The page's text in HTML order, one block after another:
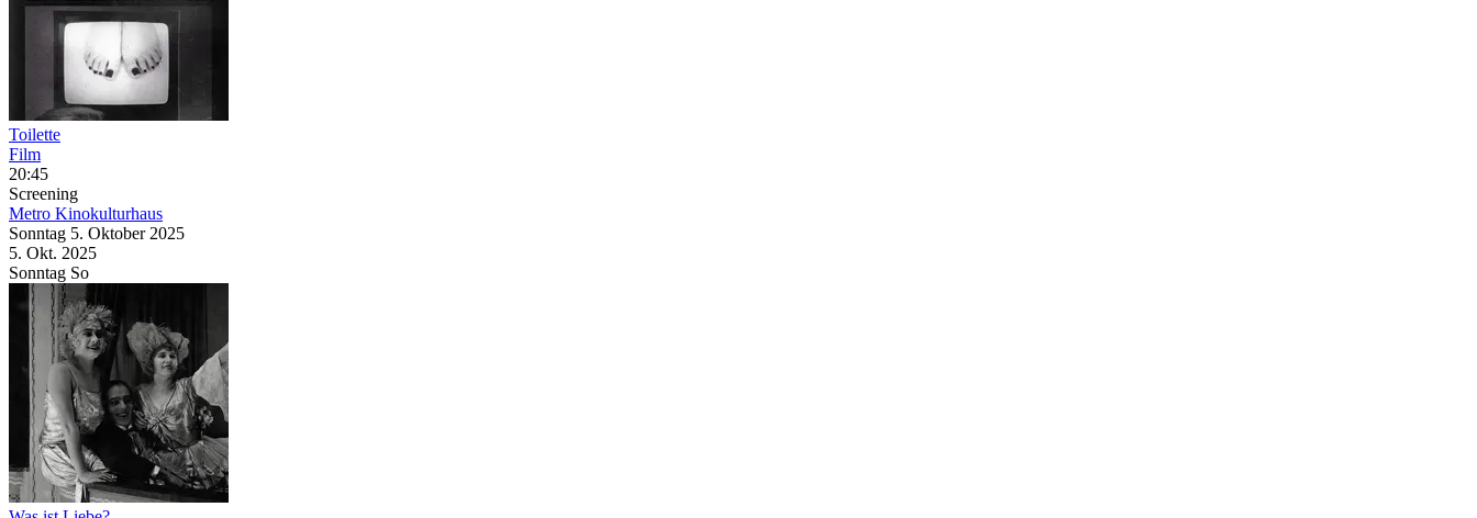
Toilette
Film
20:45
Screening
Metro Kinokulturhaus
Sonntag 5. Oktober 2025
5. Okt. 2025
Sonntag So